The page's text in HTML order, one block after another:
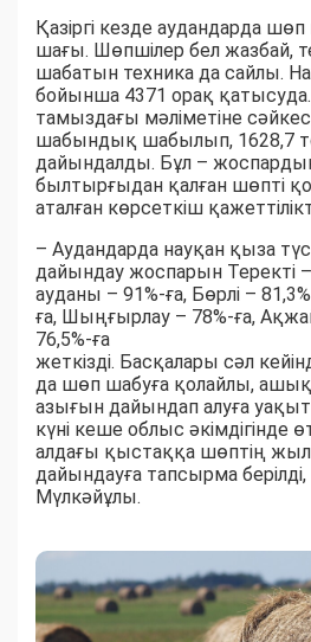
Қазіргі кезде аудандарда
шағы. Шөпшілер бел жазбай,
шабатын техника да сайлы.
бойынша 4371 орақ
тамыздағы мәліметіне
шабындық шабылып, 1628,7
дайындалды. Бұл –
былтырғыдан қалған шөпті
аталған көрсеткіш
– Аудандарда науқан қыза
дайындау жоспарын Теректі
ауданы – 91%-ға, Бөрлі –
ға, Шыңғырлау – 78%-ға,
76,5%-ға
жеткізді. Басқалары сәл
да шөп шабуға қолайлы,
азығын дайындап алуға
күні кеше облыс әкімдігінде
алдағы қыстаққа шөптің
дайындауға тапсырма
Мүлкәйұлы.